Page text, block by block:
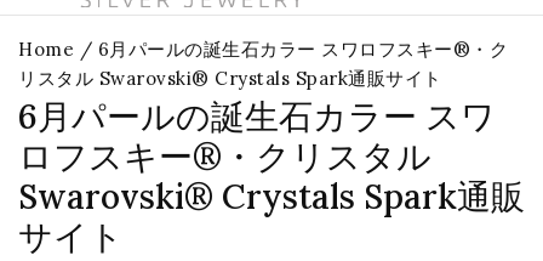
Home / 6月パールの誕生石カラー スワロフスキー®・ク
リスタル Swarovski® Crystals Spark通販サイト
6月パールの誕生石カラー スワ
ロフスキー®・クリスタル
Swarovski® Crystals Spark通販
サイト